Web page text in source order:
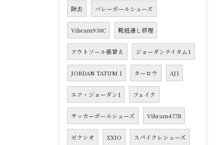
除去 バレーボールシューズ
Vibram930C 靴紐通し修理
アウトソール張替え ジョーダンテイタム1
JORDAN TATUM 1 ターロウ AJ1
エア・ジョーダン1 フェイク
サッカーボールシューズ Vibram477B
ゼクシオ XXIO スパイクレシューズ